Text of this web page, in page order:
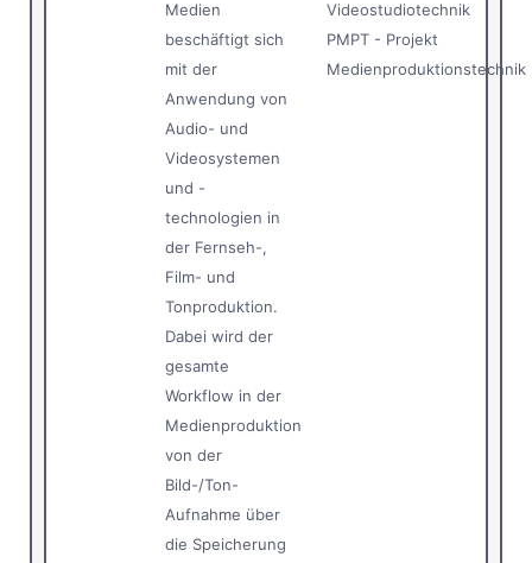
Medien
beschäftigt sich
mit der
Anwendung von
Audio- und
Videosystemen
und -
technologien in
der Fernseh-,
Film- und
Tonproduktion.
Dabei wird der
gesamte
Workflow in der
Medienproduktion
von der
Bild-/Ton-
Aufnahme über
die Speicherung
Videostudiotechnik
PMPT - Projekt
Medienproduktionstechnik